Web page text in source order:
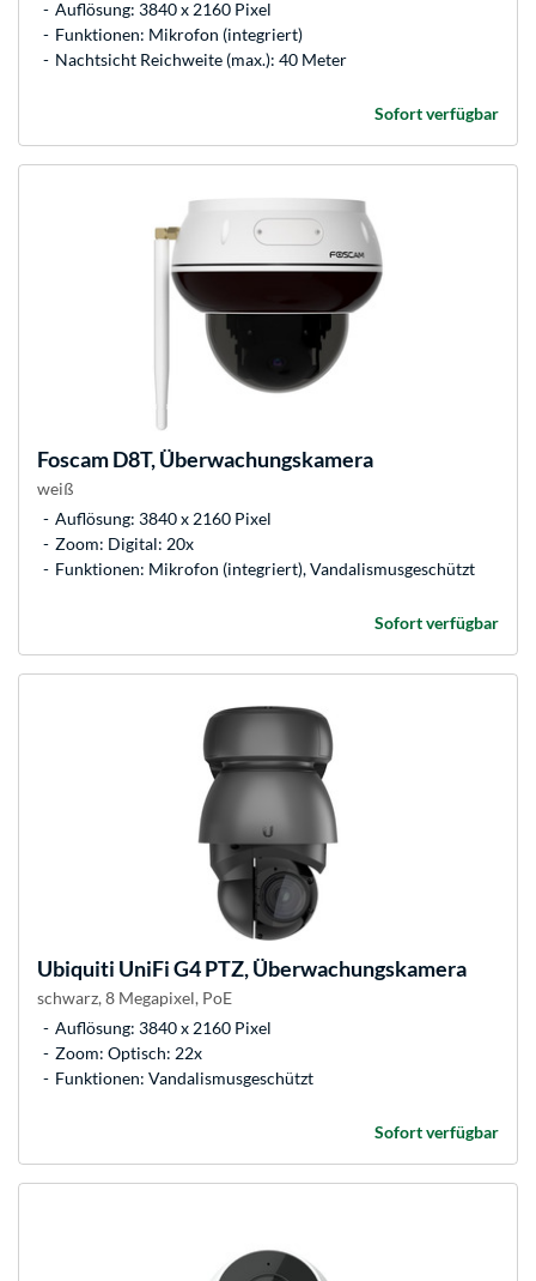
Auflösung: 3840 x 2160 Pixel
Funktionen: Mikrofon (integriert)
Nachtsicht Reichweite (max.): 40 Meter
Sofort verfügbar
FoscamD8T, Überwachungskamera
weiß
Auflösung: 3840 x 2160 Pixel
Zoom: Digital: 20x
Funktionen: Mikrofon (integriert), Vandalismusgeschützt
Sofort verfügbar
Ubiquiti UniFi G4 PTZ, Überwachungskamera
schwarz, 8 Megapixel, PoE
Auflösung: 3840 x 2160 Pixel
Zoom: Optisch: 22x
Funktionen: Vandalismusgeschützt
Sofort verfügbar